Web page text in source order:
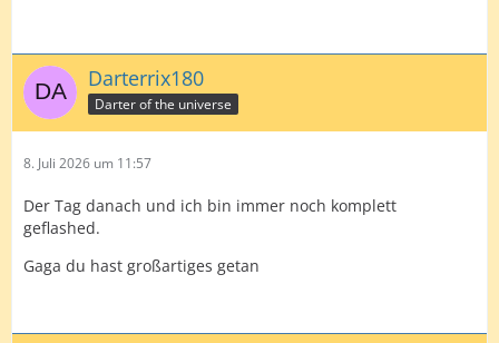
Darterrix180
Darter of the universe
8. Juli 2026 um 11:57
Der Tag danach und ich bin immer noch komplett
geflashed.
Gaga du hast großartiges getan